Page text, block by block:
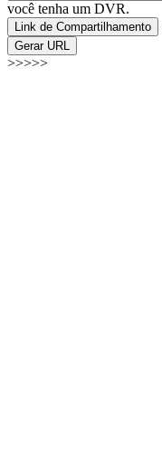
você tenha um DVR.
Link de Compartilhamento
Gerar URL
>>>>>